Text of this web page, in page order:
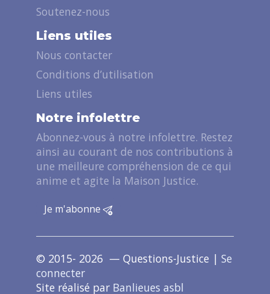
Soutenez-nous
Liens utiles
Nous contacter
Conditions d’utilisation
Liens utiles
Notre infolettre
Abonnez-vous à notre infolettre. Restez
ainsi au courant de nos contributions à
une meilleure compréhension de ce qui
anime et agite la Maison Justice.
Je m'abonne
© 2015- 2026 — Questions-Justice | Se
connecter
Site réalisé par Banlieues asbl